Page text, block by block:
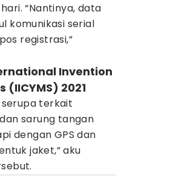
“Nantinya, data
komunikasi serial
registrasi,”
Invention
2021
serupa terkait
sarung tangan
dengan GPS dan
jaket,” aku